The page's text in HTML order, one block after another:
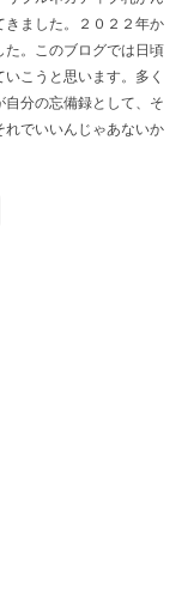
きました。２０２２年か
た。このブログでは日頃
こうと思います。多く
分の忘備録として、そ
れでいいんじゃあないか